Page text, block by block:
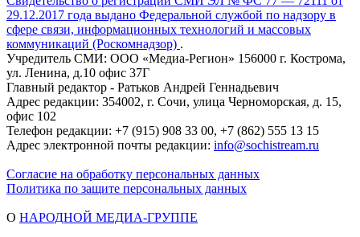
29.12.2017 года выдано Федеральной службой по надзору в
сфере связи, информационных технологий и массовых
коммуникаций (Роскомнадзор) .
Учредитель СМИ: ООО «Медиа-Регион» 156000 г. Кострома,
ул. Ленина, д.10 офис 37Г
Главный редактор - Ратьков Андрей Геннадьевич
Адрес редакции: 354002, г. Сочи, улица Черноморская, д. 15,
офис 102
Телефон редакции: +7 (915) 908 33 00, +7 (862) 555 13 15
Адрес электронной почты редакции: info@sochistream.ru
Согласие на обработку персональных данных
Политика по защите персональных данных
О НАРОДНОЙ МЕДИА-ГРУППЕ